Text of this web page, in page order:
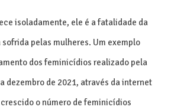
isoladamente, ele é a fatalidade da
pelas mulheres. Um exemplo
dos feminicídios realizado pela
dezembro de 2021, através da internet
o número de feminicídios